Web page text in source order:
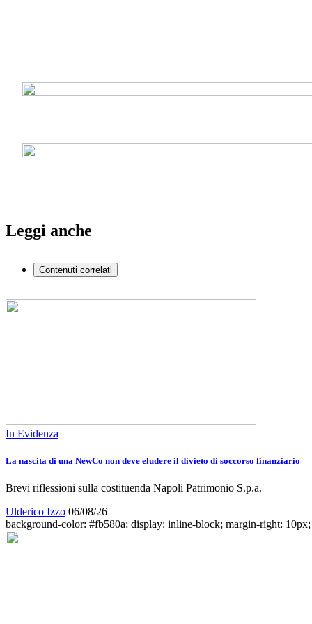
Leggi anche
Contenuti correlati
In Evidenza
La nascita di una NewCo non deve eludere il divieto di soccorso finanziario
Brevi riflessioni sulla costituenda Napoli Patrimonio S.p.a.
Ulderico Izzo 06/08/26
background-color: #fb580a; display: inline-block; margin-right: